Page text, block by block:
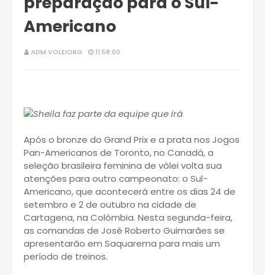
Americano
ADM VOLEIORG 11:58:00
Após o bronze do Grand Prix e a prata nos Jogos
Pan-Americanos de Toronto, no Canadá, a
seleção brasileira feminina de vôlei volta sua
atenções para outro campeonato: o Sul-
Americano, que acontecerá entre os dias 24 de
setembro e 2 de outubro na cidade de
Cartagena, na Colômbia. Nesta segunda-feira,
as comandas de José Roberto Guimarães se
apresentarão em Saquarema para mais um
período de treinos.